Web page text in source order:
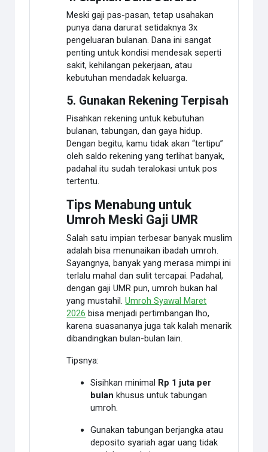
Meski gaji pas-pasan, tetap usahakan
punya dana darurat setidaknya 3x
pengeluaran bulanan. Dana ini sangat
penting untuk kondisi mendesak seperti
sakit, kehilangan pekerjaan, atau
kebutuhan mendadak keluarga.
5. Gunakan Rekening Terpisah
Pisahkan rekening untuk kebutuhan
bulanan, tabungan, dan gaya hidup.
Dengan begitu, kamu tidak akan “tertipu”
oleh saldo rekening yang terlihat banyak,
padahal itu sudah teralokasi untuk pos
tertentu.
Tips Menabung untuk
Umroh Meski Gaji UMR
Salah satu impian terbesar banyak muslim
adalah bisa menunaikan ibadah umroh.
Sayangnya, banyak yang merasa mimpi ini
terlalu mahal dan sulit tercapai. Padahal,
dengan gaji UMR pun, umroh bukan hal
yang mustahil.Umroh Syawal Maret
2026 bisa menjadi pertimbangan lho,
karena suasananya juga tak kalah menarik
dibandingkan bulan-bulan lain.
Tipsnya:
Sisihkan minimal Rp 1 juta per
bulan khusus untuk tabungan
umroh.
Gunakan tabungan berjangka atau
deposito syariah agar uang tidak